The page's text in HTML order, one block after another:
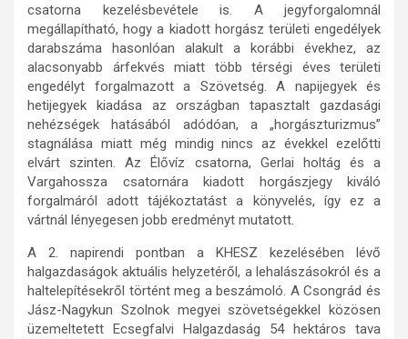
csatorna kezelésbevétele is. A jegyforgalomnál
megállapítható, hogy a kiadott horgász területi engedélyek
darabszáma hasonlóan alakult a korábbi évekhez, az
alacsonyabb árfekvés miatt több térségi éves területi
engedélyt forgalmazott a Szövetség. A napijegyek és
hetijegyek kiadása az országban tapasztalt gazdasági
nehézségek hatásából adódóan, a „horgászturizmus”
stagnálása miatt még mindig nincs az évekkel ezelőtti
elvárt szinten. Az Élővíz csatorna, Gerlai holtág és a
Vargahossza csatornára kiadott horgászjegy kiváló
forgalmáról adott tájékoztatást a könyvelés, így ez a
vártnál lényegesen jobb eredményt mutatott.
A 2. napirendi pontban a KHESZ kezelésében lévő
halgazdaságok aktuális helyzetéről, a lehalászásokról és a
haltelepítésekről történt meg a beszámoló. A Csongrád és
Jász-Nagykun Szolnok megyei szövetségekkel közösen
üzemeltetett Ecsegfalvi Halgazdaság 54 hektáros tava